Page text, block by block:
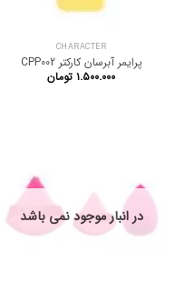
CHARACTER
پرایمر آبرسان کارکتر CPP002
۱.۵۰۰.۰۰۰ تومان
در انبار موجود نمی باشد